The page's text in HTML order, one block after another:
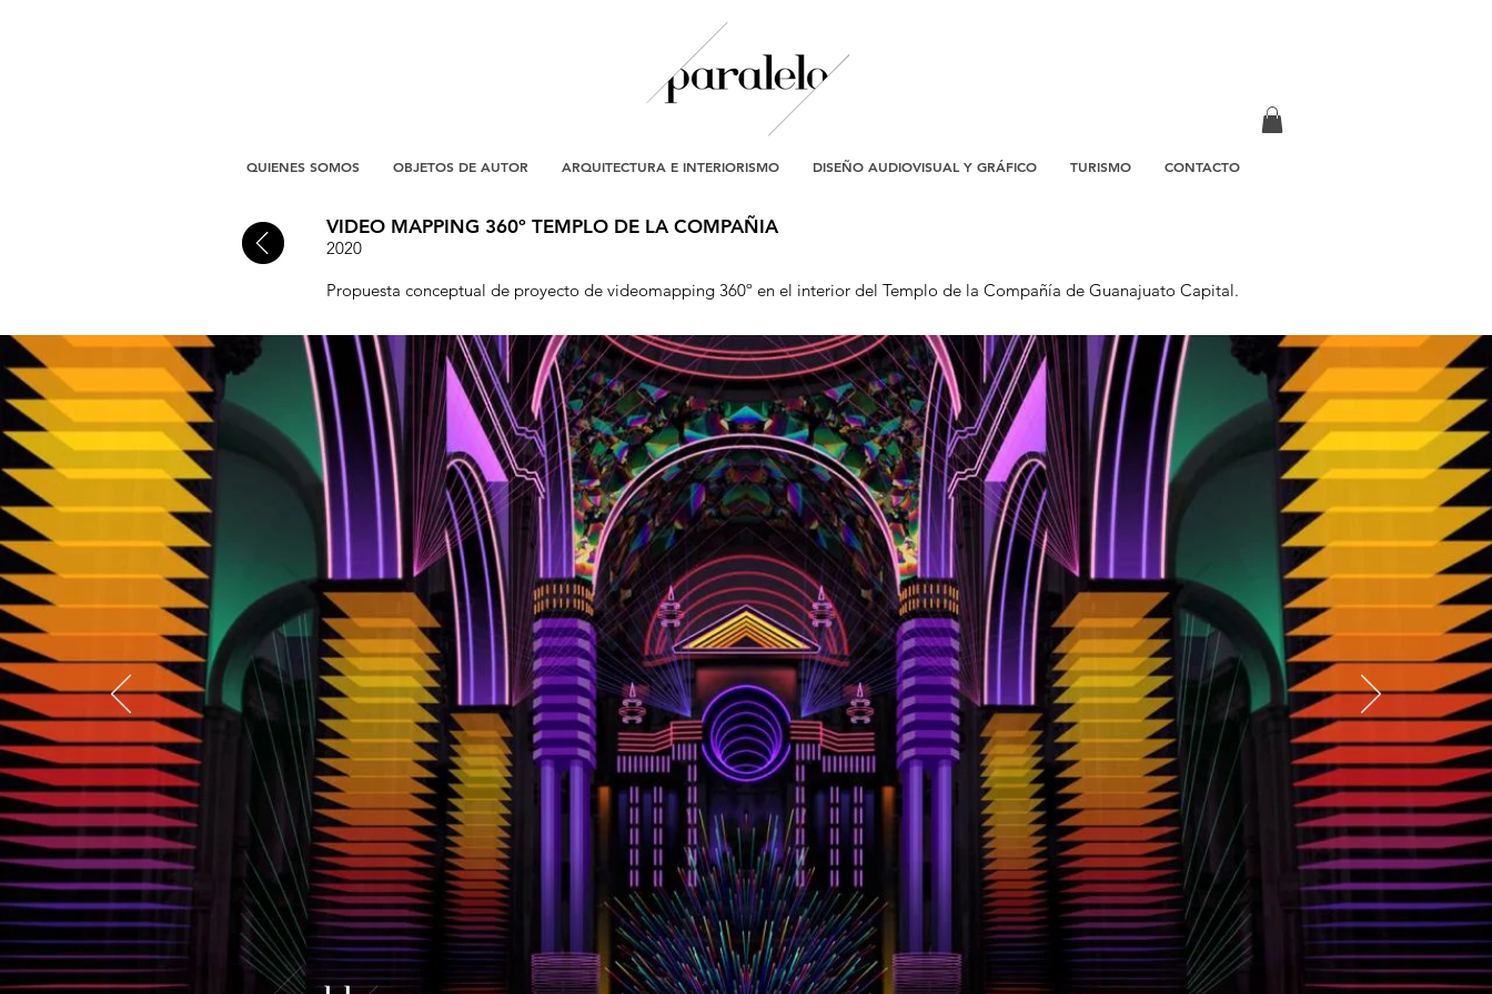
QUIENES SOMOS OBJETOS DE AUTOR ARQUITECTURA E INTERIORISMO DISEÑO AUDIOVISUAL Y GRÁFICO TURISMO CONTACTO
VIDEO MAPPING 360º TEMPLO DE LA COMPAÑIA
2020
Propuesta conceptual de proyecto de videomapping 360º en el interior del Templo de la Compañía de Guanajuato Capital.